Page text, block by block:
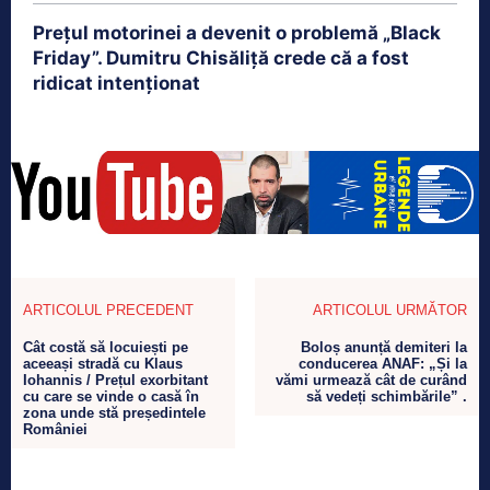
Prețul motorinei a devenit o problemă „Black
Friday”. Dumitru Chisăliță crede că a fost
ridicat intenționat
ARTICOLUL PRECEDENT
Cât costă să locuiești pe
aceeași stradă cu Klaus
Iohannis / Prețul exorbitant
cu care se vinde o casă în
zona unde stă președintele
României
ARTICOLUL URMĂTOR
Boloș anunță demiteri la
conducerea ANAF: „Și la
vămi urmează cât de curând
să vedeți schimbările” .